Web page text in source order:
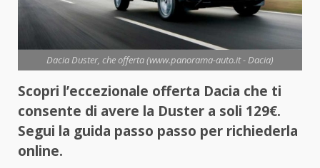
Dacia Duster, che offerta (www.panorama-auto.it - Dacia)
Scopri l’eccezionale offerta Dacia che ti
consente di avere la Duster a soli 129€.
Segui la guida passo passo per richiederla
online.